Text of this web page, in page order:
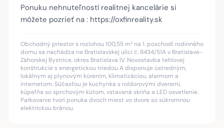
Ponuku nehnuteľností realitnej kancelárie si
môžete pozrieť na : https://oxfinreality.sk
Obchodný priestor s rozlohou 100,55 m² na 1. poschodí rodinného
domu sa nachádza na Bratislavskej ulici č. 8434/51A v Bratislave-
Záhorskej Bystrice, okres Bratislava IV. Novostavba tehlovej
konštrukcie s energetickou triedou A disponuje ústredným,
lokálnym aj plynovým kúrením, klimatizáciou, alarmom a
internetom. Súčasťou je kuchynka s roldorovými dverami,
kúpeľňa so sprchovým kútom, vstavaná skriňa a LED osvetlenie.
Parkovanie tvorí ponuka dvoch miest vo dvore so súkromnou
elektrickou bránou.